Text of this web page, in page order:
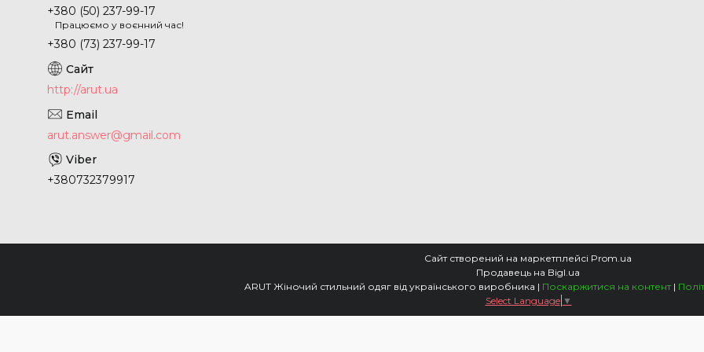
+380 (50) 237-99-17
Працюємо у воєнний час!
+380 (73) 237-99-17
http://arut.ua
arut.answer@gmail.com
+380732379917
Сайт створений на маркетплейсі Prom.ua
Продавець на Bigl.ua
ARUT Жіночий стильний одяг від українського виробника | Поскаржитися на контент |
Select Language ▼